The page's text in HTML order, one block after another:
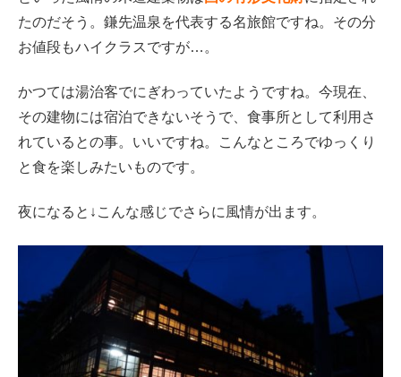
たのだそう。鎌先温泉を代表する名旅館ですね。その分
お値段もハイクラスですが…。
かつては湯治客でにぎわっていたようですね。今現在、
その建物には宿泊できないそうで、食事所として利用さ
れているとの事。いいですね。こんなところでゆっくり
と食を楽しみたいものです。
夜になると↓こんな感じでさらに風情が出ます。